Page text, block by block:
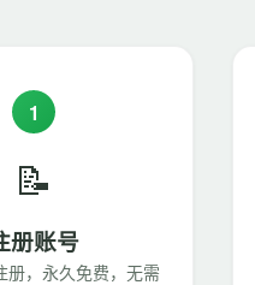
1
📝
册账号
册，永久免费，无需